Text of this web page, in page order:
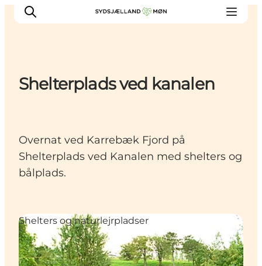
Events
Spis
Overnat
Planlæg din tur
Shelterplads ved kanalen
Overnat ved Karrebæk Fjord på
Shelterplads ved Kanalen med shelters og
bålplads.
Shelters og naturlejrpladser